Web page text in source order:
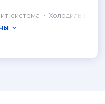
система
Холодильник в